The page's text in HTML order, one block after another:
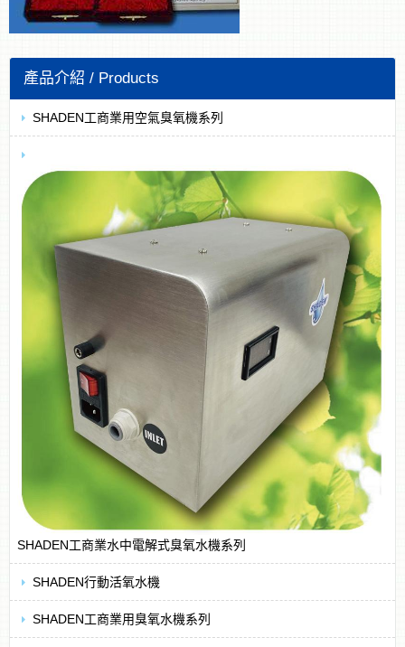
SHADEN工商業用空氣臭氧機系列
SHADEN工商業水中電解式臭氧水機系列
SHADEN行動活氧水機
SHADEN工商業用臭氧水機系列